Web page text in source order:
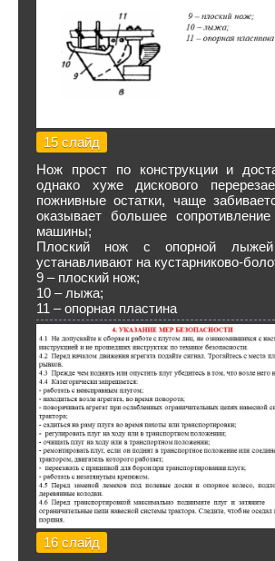
15 слайд
Нож прост по конструкции и
однако хуже дискового
пожнивные остатки, чаще
оказывает большее
машины;
Плоский нож с опорной
устанавливают на кустарниково-
9 – плоский нож;
10 – лыжа;
11 – опорная пластина
16 слайд